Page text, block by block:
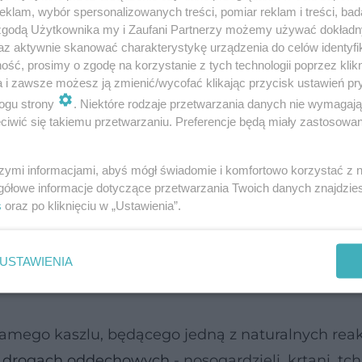
innej infekcji najczęściej pojawia się po kilku
ulgę, bo wraz z kaszlem mokrym znika
i męczące uczucie wysuszonego gardła.
równie męczący, jak kaszel suchy.
gardlei odkrztuszanie wydzieliny (przez lekarzy
nie jest przyjemne. Z kolei próby
, a
kaszlu, będącego jedną z naturalnych
wybór spersonalizowanych treści, pomiar reklam i treści,
Użytkownika my i Zaufani Partnerzy możemy używać
aktywnie skanować charakterystykę urządzenia do celów
prosimy o zgodę na korzystanie z tych technologii poprzez
i zawsze możesz ją zmienić/wycofać klikając przycisk ustawień
strony
. Niektóre rodzaje przetwarzania danych nie
się takiemu przetwarzaniu. Preferencje będą miały
informacjami, abyś mógł świadomie i komfortowo korzystać z
informacje dotyczące przetwarzania Twoich danych
oraz po kliknięciu w „Ustawienia”.
USTAWIENIA